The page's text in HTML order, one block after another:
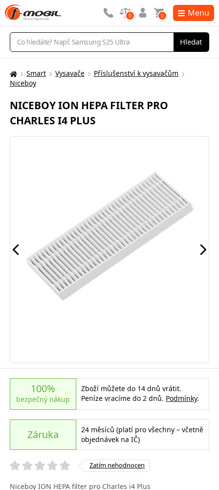
Vyhledávání
Hledat
0 0 Menu
Zde
nacházíte:
Smart Vysavače
Příslušenství k vysavačům
Niceboy
NICEBOY ION HEPA FILTER PRO
CHARLES I4 PLUS
100%
bezpečný nákup
Zboží můžete do 14 dnů vrátit.
Peníze vracíme do 2 dnů. Podmínky.
Záruka
24 měsíců (platí pro všechny – včetně
objednávek na IČ)
Zatím nehodnocen
Niceboy ION HEPA filter pro Charles i4 Plus